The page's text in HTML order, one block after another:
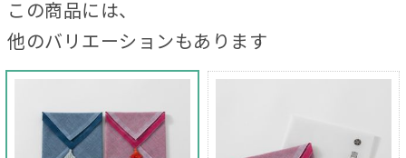
この商品には、
他のバリエーションもあります